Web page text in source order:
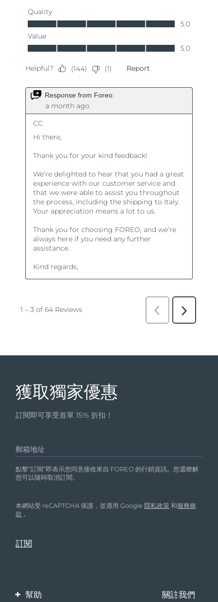
獲取獨家優惠
訂閱即可享受首單 15% 折扣！
郵箱地址
點擊“訂閱”即表示您同意接收來自 FOREO 的行銷資訊。您還瞭解
您可以隨時取消訂閱。
本網站受 reCAPTCHA 保護，並適用 Google隱私政策 和服務條
款 。
幫助 關註我們